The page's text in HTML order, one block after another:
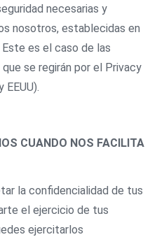
necesarias y
nosotros, establecidas en
es el caso de las
se regirán por el Privacy
CUANDO NOS FACILITA
la confidencialidad de tus
el ejercicio de tus
ejercitarlos